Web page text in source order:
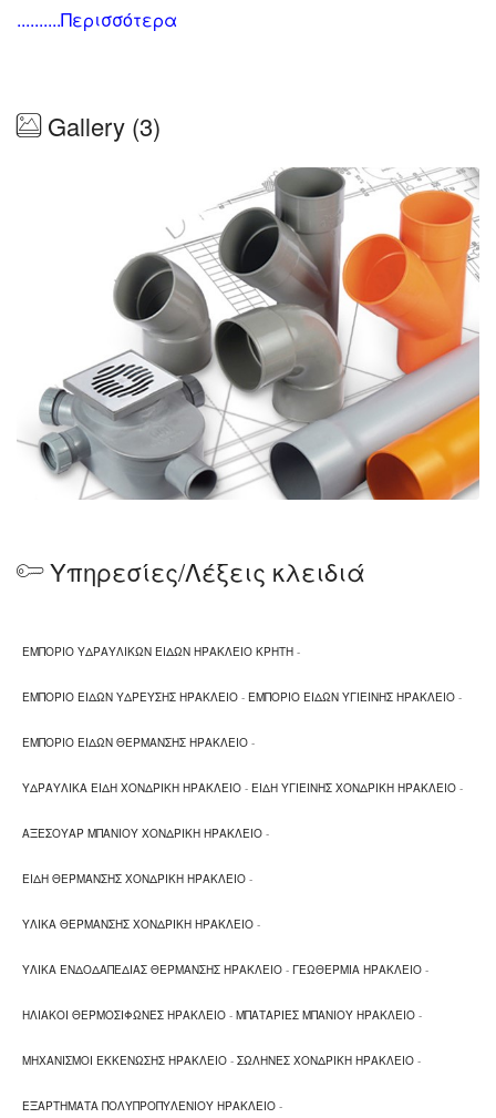
Εκπροσωπεί μεγάλους εμπορικούς οίκους
ισχύουσες προδιαγραφές και πιστοποιήσεις.
Η εταιρία στεγάζεται σε ιδιόκτητες εγκαταστάσεις
έκτασης 4000τμ και διαθέτει ιδιωτικό στόλο
φορτηγών αυτοκινήτων για την άμεση εξυπηρέτηση
των πελατών της στο Ηράκλειο αλλά και ολόκληρη
Με σκοπό να ενισχύσει την εμπορική της
δραστηριότητα η Δομική Εξοπλιστική συνεχώς
ανανεώνει την γκάμα των προϊόντων της
καλύπτοντας έτσι τις ανάγκες του καταναλωτικού
κοινού.
Εξοπλιστική ελπίζει στη συνεχή κάλυψη των
απαιτήσεων του σύγχρονου επαγγελματία ενώ
συνεργασίας.
Υδραυλικά Είδη:
Σωλήνες δικτυωμένου πολυαιθυλενίου (PEX)
Σωλήνες και εξαρτήματα κτιριακής αποχέτευσης
Σφαιρικοί κρούνοι - βαλβίδες
Υλικά υδραυλικών εγκαταστάσεων
..........Περισσότερα
Gallery (3)
Υπηρεσίες/Λέξεις κλειδιά
ΕΜΠΟΡΙΟ ΥΔΡΑΥΛΙΚΩΝ ΕΙΔΩΝ ΗΡΑΚΛΕΙΟ ΚΡΗΤΗ -
ΕΜΠΟΡΙΟ ΕΙΔΩΝ ΥΔΡΕΥΣΗΣ ΗΡΑΚΛΕΙΟ - ΕΜΠΟΡΙΟ ΕΙΔΩΝ ΥΓΙΕΙΝΗΣ ΗΡΑΚΛΕΙΟ -
ΕΜΠΟΡΙΟ ΕΙΔΩΝ ΘΕΡΜΑΝΣΗΣ ΗΡΑΚΛΕΙΟ -
ΥΔΡΑΥΛΙΚΑ ΕΙΔΗ ΧΟΝΔΡΙΚΗ ΗΡΑΚΛΕΙΟ - ΕΙΔΗ ΥΓΙΕΙΝΗΣ ΧΟΝΔΡΙΚΗ ΗΡΑΚΛΕΙΟ -
ΑΞΕΣΟΥΑΡ ΜΠΑΝΙΟΥ ΧΟΝΔΡΙΚΗ ΗΡΑΚΛΕΙΟ -
ΕΙΔΗ ΘΕΡΜΑΝΣΗΣ ΧΟΝΔΡΙΚΗ ΗΡΑΚΛΕΙΟ -
ΥΛΙΚΑ ΘΕΡΜΑΝΣΗΣ ΧΟΝΔΡΙΚΗ ΗΡΑΚΛΕΙΟ -
ΥΛΙΚΑ ΕΝΔΟΔΑΠΕΔΙΑΣ ΘΕΡΜΑΝΣΗΣ ΗΡΑΚΛΕΙΟ - ΓΕΩΘΕΡΜΙΑ ΗΡΑΚΛΕΙΟ -
ΗΛΙΑΚΟΙ ΘΕΡΜΟΣΙΦΩΝΕΣ ΗΡΑΚΛΕΙΟ - ΜΠΑΤΑΡΙΕΣ ΜΠΑΝΙΟΥ ΗΡΑΚΛΕΙΟ -
ΜΗΧΑΝΙΣΜΟΙ ΕΚΚΕΝΩΣΗΣ ΗΡΑΚΛΕΙΟ - ΣΩΛΗΝΕΣ ΧΟΝΔΡΙΚΗ ΗΡΑΚΛΕΙΟ -
ΕΞΑΡΤΗΜΑΤΑ ΠΟΛΥΠΡΟΠΥΛΕΝΙΟΥ ΗΡΑΚΛΕΙΟ -